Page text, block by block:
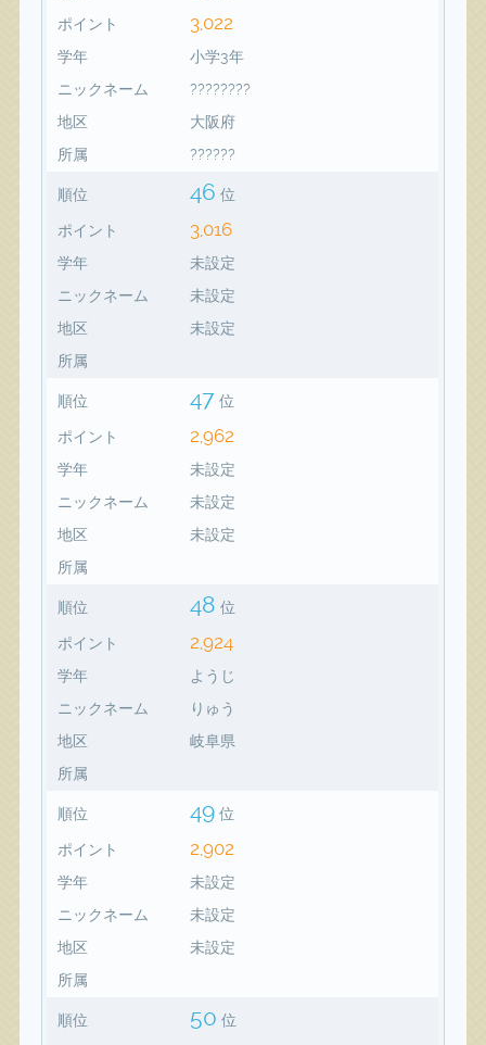
ポイント 3,022
学年
小学3年
ニックネーム
????????
地区
大阪府
所属
??????
順位 46 位
ポイント 3,016
学年
未設定
ニックネーム
未設定
地区
未設定
所属
順位 47 位
ポイント 2,962
学年
未設定
ニックネーム
未設定
地区
未設定
所属
順位 48 位
ポイント 2,924
学年
ようじ
ニックネーム
りゅう
地区
岐阜県
所属
順位 49 位
ポイント 2,902
学年
未設定
ニックネーム
未設定
地区
未設定
所属
順位 50 位